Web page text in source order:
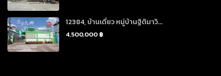
12384, บ้านเดี่ยว หมู่บ้านฐิติมาวิ...
4,500,000 ฿